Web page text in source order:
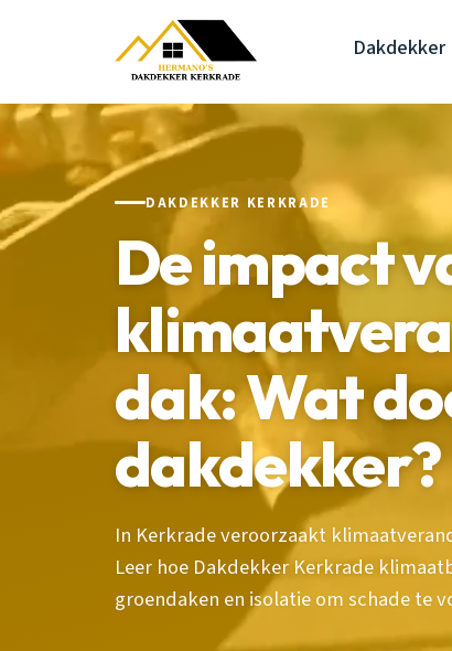
Dakdekker
DAKDEKKER KERKRADE
De impact
dak: Wat
dakdekker?
In Kerkrade veroorzaakt
Leer hoe Dakdekker Kerkrade
groendaken en isolatie om schade te